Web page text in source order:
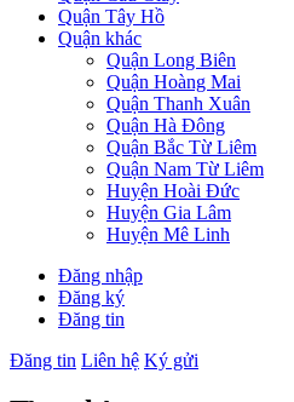
Quận Tây Hồ
Quận khác
Quận Long Biên
Quận Hoàng Mai
Quận Thanh Xuân
Quận Hà Đông
Quận Bắc Từ Liêm
Quận Nam Từ Liêm
Huyện Hoài Đức
Huyện Gia Lâm
Huyện Mê Linh
Đăng nhập
Đăng ký
Đăng tin
Đăng tin Liên hệ Ký gửi